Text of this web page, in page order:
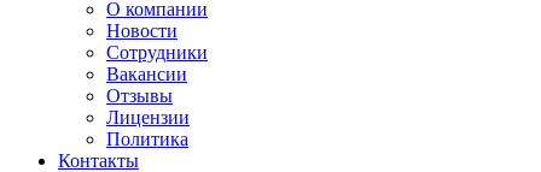
О компании
Новости
Сотрудники
Вакансии
Отзывы
Лицензии
Политика
Контакты